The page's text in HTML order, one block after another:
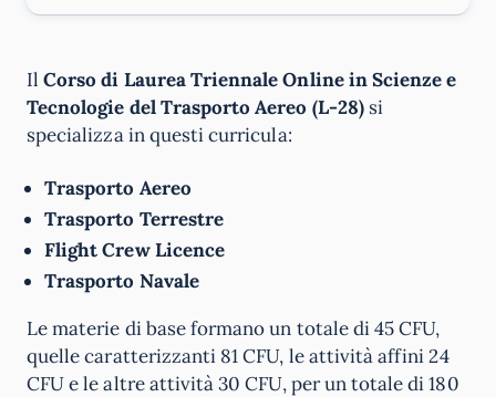
IlCorso di Laurea Triennale Online in Scienze e
Tecnologie del Trasporto Aereo (L-28)si
specializza in questi curricula:
Trasporto Aereo
Trasporto Terrestre
Flight Crew Licence
Trasporto Navale
Le materie di base formano un totale di 45 CFU,
quelle caratterizzanti 81 CFU, le attività affini 24
CFU e le altre attività 30 CFU, per un totale di 180